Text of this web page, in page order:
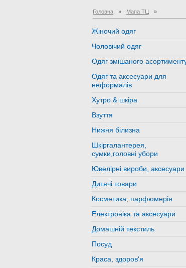
Головна » Мапа ТЦ »
Жіночий одяг
Чоловічий одяг
Одяг змішаного
Одяг та аксесуари для
неформалів
Хутро & шкіра
Взуття
Нижня білизна
Шкіргалантерея,
сумки,головні убори
Ювелірні вироби, аксесуари
Дитячі товари
Косметика, парфюмерія
Електроніка та аксесуари
Домашній текстиль
Посуд
Краса, здоров'я